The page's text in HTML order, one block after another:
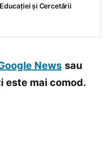
Educației și Cercetării
News sau
este mai comod.